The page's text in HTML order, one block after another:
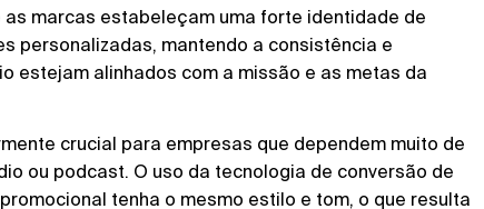
marcas estabeleçam uma forte identidade de
personalizadas, mantendo a consistência e
estejam alinhados com a missão e as metas da
crucial para empresas que dependem muito de
ou podcast. O uso da tecnologia de conversão de
tenha o mesmo estilo e tom, o que resulta